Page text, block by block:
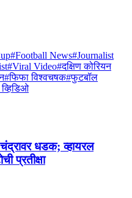
#Football News#Journalist
#Viral Video#दक्षिण कोरियन
#फिफा विश्वचषक#फुटबॉल
धडक; व्हायरल
प्रतीक्षा